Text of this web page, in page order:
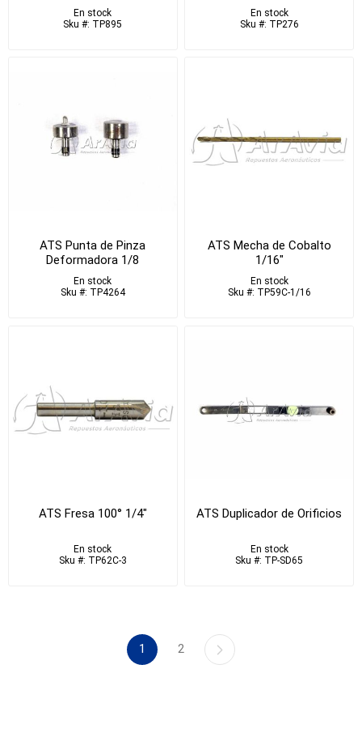
En stock
Sku #: TP895
En stock
Sku #: TP276
ATS Punta de Pinza
Deformadora 1/8
En stock
Sku #: TP4264
ATS Mecha de Cobalto
1/16"
En stock
Sku #: TP59C-1/16
ATS Fresa 100° 1/4"
En stock
Sku #: TP62C-3
ATS Duplicador de Orificios
En stock
Sku #: TP-SD65
1 2